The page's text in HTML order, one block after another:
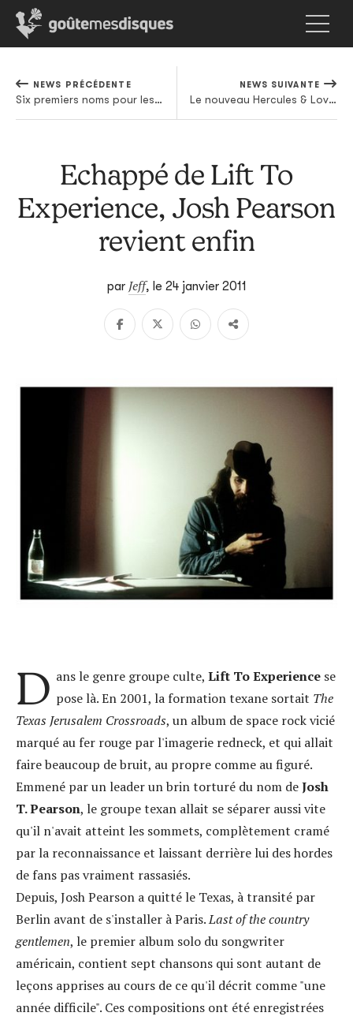
NEWS PRÉCÉDENTE
Six premiers noms pour les Eurocks
NEWS SUIVANTE
Le nouveau Hercules & Love Affair se streame
Echappé de Lift To
Experience, Josh Pearson
revient enfin
par Jeff, le 24 janvier 2011
D ans le genre groupe culte, Lift To Experiencese
pose là. En 2001, la formation texane sortait The
Texas Jerusalem Crossroads, un album de space rock vicié
marqué au fer rouge par l'imagerie redneck, et qui allait
faire beaucoup de bruit, au propre comme au figuré.
Emmené par un leader un brin torturé du nom deJosh
T. Pearson, le groupe texan allait se séparer aussi vite
qu'il n'avait atteint les sommets, complètement cramé
par la reconnaissance et laissant derrière lui des hordes
de fans pas vraiment rassasiés.
Depuis, Josh Pearson a quitté le Texas, à transité par
Berlin avant de s'installer à Paris.Last of the country
gentlemen, le premier album solo du songwriter
américain, contient sept chansons qui sont autant de
leçons apprises au cours de ce qu'il décrit comme "une
année difficile". Ces compositions ont été enregistrées